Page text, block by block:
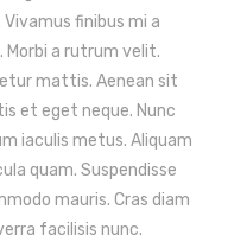
finibus mi a
Morbi a rutrum velit.
mattis. Aenean sit
et eget neque. Nunc
iaculis metus. Aliquam
quam. Suspendisse
mauris. Cras diam
facilisis nunc.